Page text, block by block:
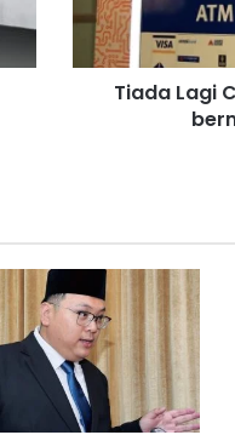
a
i
g
e
l
u
a
r
a
n
Tiada Lagi